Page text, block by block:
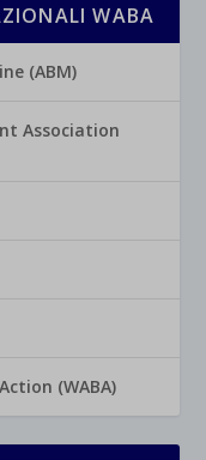
WABA
(ABM)
Association
(WABA)